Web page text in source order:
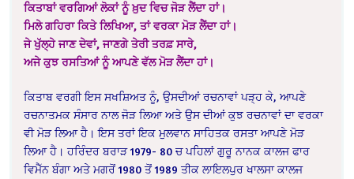
ਕਿਤਾਬਾਂ ਵਰਗਿਆਂ ਲੋਕਾਂ ਨੂੰ ਖ਼ੁਦ ਵਿਚ ਜੋੜ ਲੈਂਦਾ ਹਾਂ।
ਮਿਲੇ ਗਹਿਰਾ ਕਿਤੇ ਲਿਖਿਆ, ਤਾਂ ਵਰਕਾ ਮੋੜ ਲੈਂਦਾ ਹਾਂ।
ਜੇ ਖੁੱਲ੍ਹੇ ਜਾਣ ਦੇਵਾਂ, ਜਾਣਗੇ ਤੇਰੀ ਤਰਫ਼ ਸਾਰੇ,
ਅਜੇ ਕੁਝ ਰਸਤਿਆਂ ਨੂੰ ਆਪਣੇ ਵੱਲ ਮੋੜ ਲੈਂਦਾ ਹਾਂ।
ਕਿਤਾਬ ਵਰਗੀ ਇਸ ਸਖਸ਼ਿਅਤ ਨੂੰ, ਉਸਦੀਆਂ ਰਚਨਾਵਾਂ ਪੜ੍ਹ ਕੇ, ਆਪਣੇ
ਰਚਨਾਤਮਕ ਸੰਸਾਰ ਨਾਲ ਜੋੜ ਲਿਆ ਅਤੇ ਉਸ ਦੀਆਂ ਕੁਝ ਰਚਨਾਵਾਂ ਦਾ ਵਰਕਾ
ਵੀ ਮੋੜ ਲਿਆ ਹੈ। ਇਸ ਤਰਾਂ ਇਕ ਮੁਲਵਾਨ ਸਾਹਿਤਕ ਰਸਤਾ ਆਪਣੇ ਮੋੜ
ਲਿਆ ਹੈ। ਹਰਿੰਦਰ ਬਰਾੜ 1979- 80 ਚ ਪਹਿਲਾਂ ਗੁਰੂ ਨਾਨਕ ਕਾਲਜ ਫਾਰ
ਵਿਮੈੱਨ ਬੰਗਾ ਅਤੇ ਮਗਰੋਂ 1980 ਤੋਂ 1989 ਤੀਕ ਲਾਇਲਪੁਰ ਖਾਲਸਾ ਕਾਲਜ